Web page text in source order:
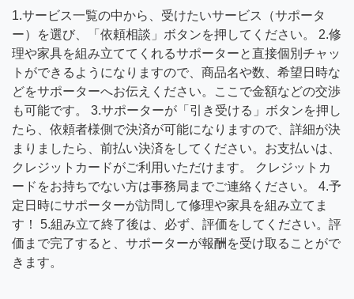
1.サービス一覧の中から、受けたいサービス（サポータ
ー）を選び、「依頼相談」ボタンを押してください。 2.修
理や家具を組み立ててくれるサポーターと直接個別チャッ
トができるようになりますので、商品名や数、希望日時な
どをサポーターへお伝えください。ここで金額などの交渉
も可能です。 3.サポーターが「引き受ける」ボタンを押し
たら、依頼者様側で決済が可能になりますので、詳細が決
まりましたら、前払い決済をしてください。お支払いは、
クレジットカードがご利用いただけます。 クレジットカ
ードをお持ちでない方は事務局までご連絡ください。 4.予
定日時にサポーターが訪問して修理や家具を組み立てま
す！ 5.組み立て終了後は、必ず、評価をしてください。評
価まで完了すると、サポーターが報酬を受け取ることがで
きます。